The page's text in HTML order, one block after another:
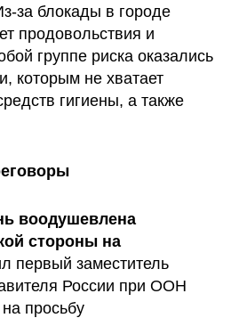
за блокады в городе
продовольствия и
группе риска оказались
которым не хватает
гигиены, а также
воодушевлена
стороны на
первый заместитель
России при ООН
просьбу